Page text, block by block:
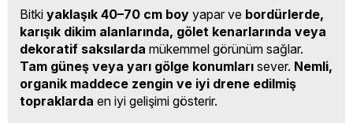
Bitki yaklaşık 40–70 cm boy yapar ve bordürlerde,
karışık dikim alanlarında, gölet kenarlarında veya
dekoratif saksılarda mükemmel görünüm sağlar.
Tam güneş veya yarı gölge konumları sever. Nemli,
organik maddece zengin ve iyi drene edilmiş
topraklarda en iyi gelişimi gösterir.